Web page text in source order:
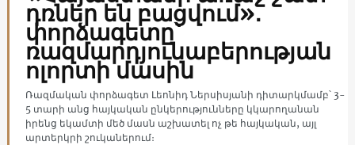
դռներ են բացվում»․
փորձագետը՝
ռազմարդյունաբերության
ոլորտի մասին
Ռազմական փորձագետ Լեոնիդ Ներսիսյանի դիտարկմամբ՝ 3-
5 տարի անց հայկական ընկերությունները կկարողանան
իրենց եկամտի մեծ մասն աշխատել ոչ թե հայկական, այլ
արտերկրի շուկաներում։